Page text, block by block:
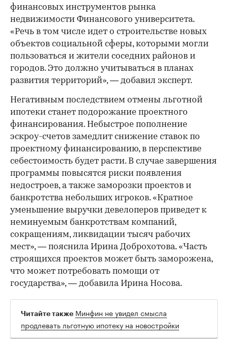
финансовых инструментов рынка
недвижимости Финансового университета.
«Речь в том числе идет о строительстве новых
объектов социальной сферы, которыми могли
пользоваться и жители соседних районов и
городов. Это должно учитываться в планах
развития территорий», — добавил эксперт.
Негативным последствием отмены льготной
ипотеки станет подорожание проектного
финансирования. Небыстрое пополнение
эскроу-счетов замедлит снижение ставок по
проектному финансированию, в перспективе
себестоимость будет расти. В случае завершения
программы повысятся риски появления
недостроев, а также заморозки проектов и
банкротства небольших игроков. «Кратное
уменьшение выручки девелоперов приведет к
неминуемым банкротствам компаний,
сокращениям, ликвидации тысяч рабочих
мест», — пояснила Ирина Доброхотова. «Часть
строящихся проектов может быть заморожена,
что может потребовать помощи от
государства», — добавила Ирина Носова.
Читайте также Минфин не увидел смысла
продлевать льготную ипотеку на новостройки